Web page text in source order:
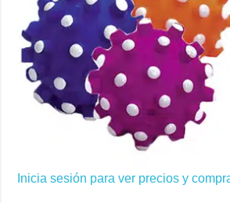
Inicia sesión para ver precios y